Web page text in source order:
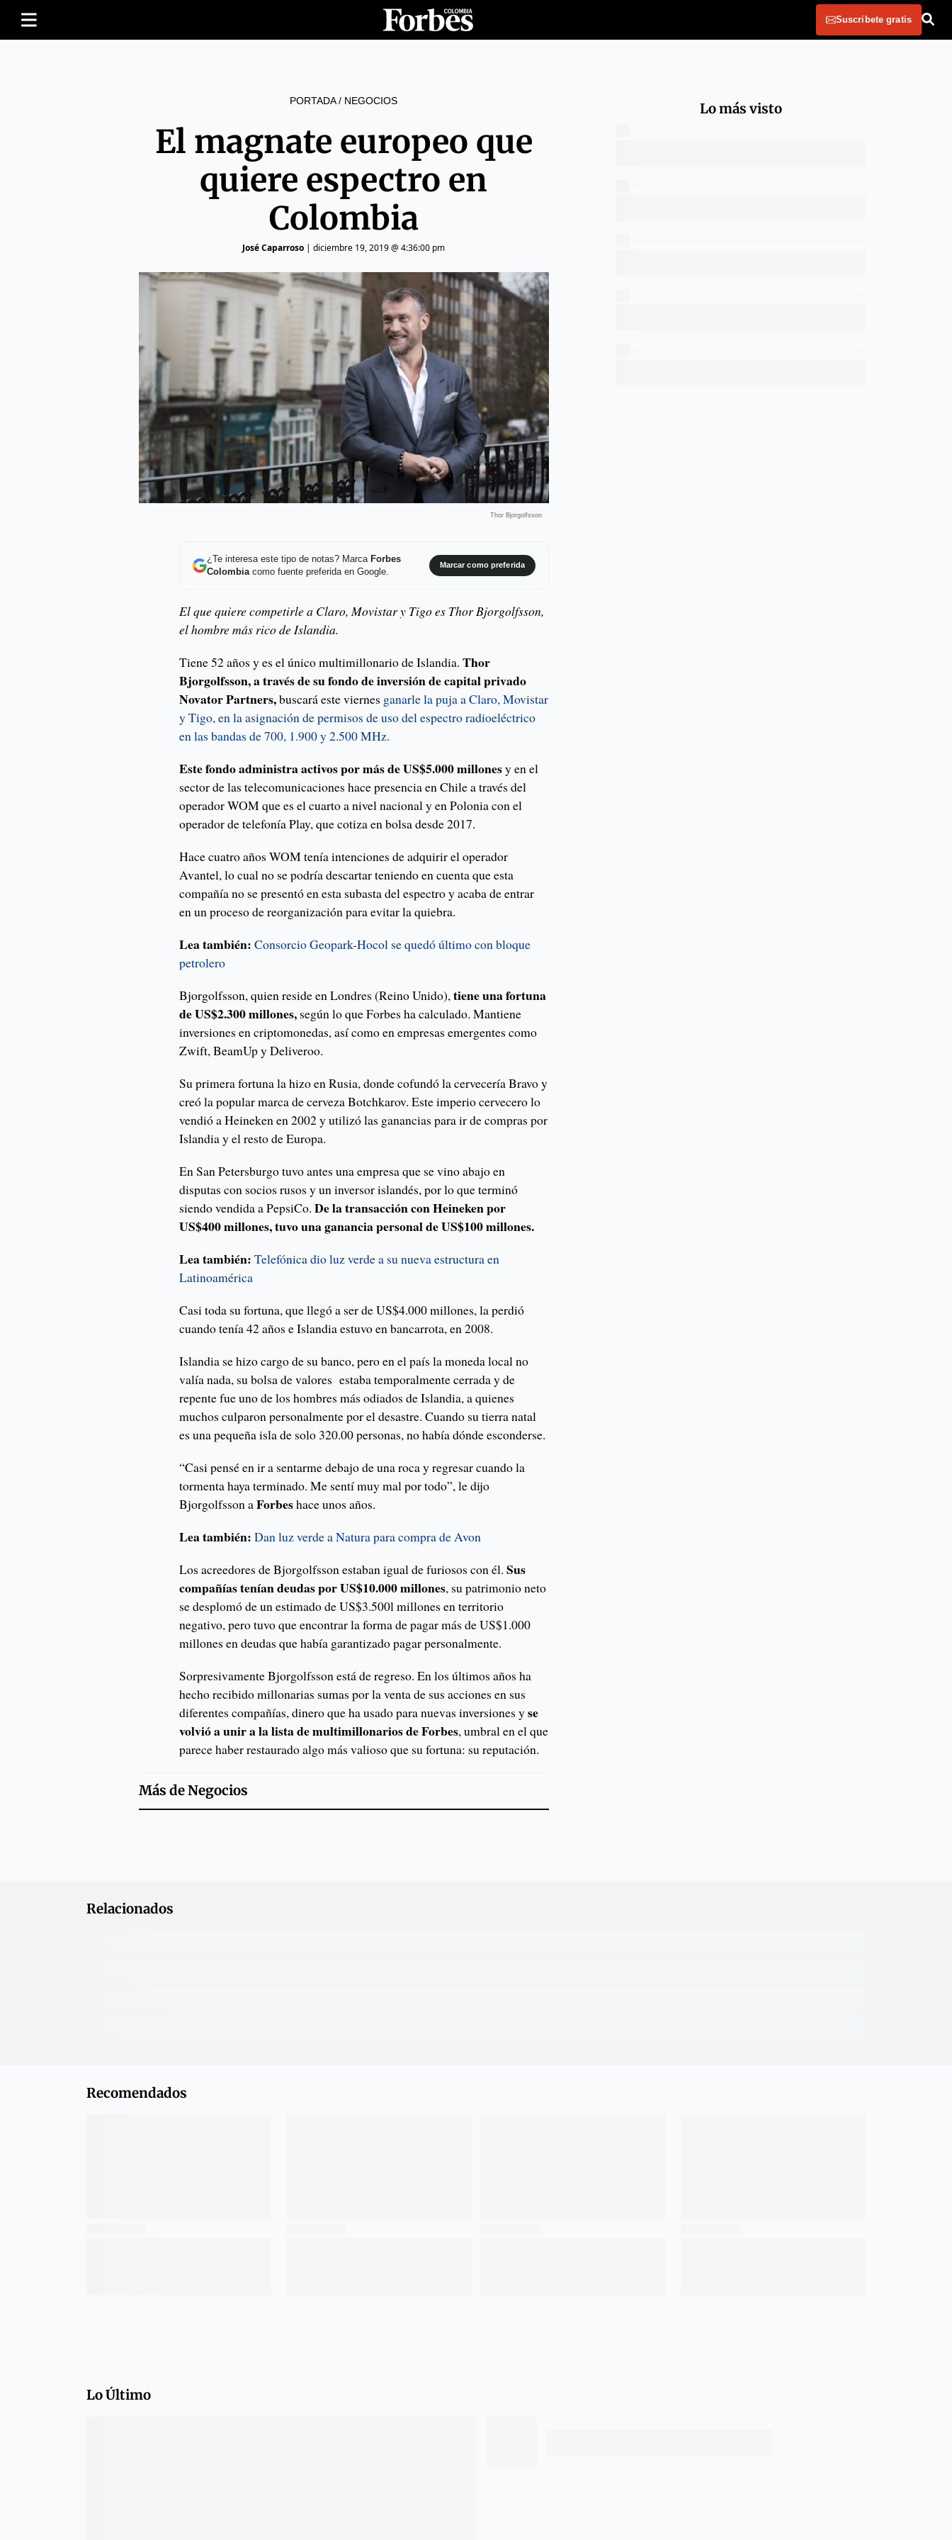
Suscribete gratis
PORTADA/ NEGOCIOS
El magnate europeo que
quiere espectro en
Colombia
José Caparroso | diciembre 19, 2019 @ 4:36:00 pm
Thor Bjorgolfsson
¿Te interesa este tipo de notas? Marca Forbes
Colombiacomo fuente preferida en Google.
Marcar como preferida
El que quiere competirle a Claro, Movistar y Tigo es Thor Bjorgolfsson,
el hombre más rico de Islandia.
Tiene 52 años y es el único multimillonario de Islandia.Thor
Bjorgolfsson, a través de su fondo de inversión de capital privado
Novator Partners,buscará este viernes ganarle la puja a Claro, Movistar
y Tigo, en la asignación de permisos de uso del espectro radioeléctrico
en las bandas de 700, 1.900 y 2.500 MHz.
Este fondo administra activos por más de US$5.000 millonesy en el
sector de las telecomunicaciones hace presencia en Chile a través del
operador WOM que es el cuarto a nivel nacional y en Polonia con el
operador de telefonía Play, que cotiza en bolsa desde 2017.
Hace cuatro años WOM tenía intenciones de adquirir el operador
Avantel, lo cual no se podría descartar teniendo en cuenta que esta
compañía no se presentó en esta subasta del espectro y acaba de entrar
en un proceso de reorganización para evitar la quiebra.
Lea también:Consorcio Geopark-Hocol se quedó último con bloque
petrolero
Bjorgolfsson, quien reside en Londres (Reino Unido),tiene una fortuna
de US$2.300 millones, según lo que Forbes ha calculado. Mantiene
inversiones en criptomonedas, así como en empresas emergentes como
Zwift, BeamUp y Deliveroo.
Su primera fortuna la hizo en Rusia, donde cofundó la cervecería Bravo y
creó la popular marca de cerveza Botchkarov. Este imperio cervecero lo
vendió a Heineken en 2002 y utilizó las ganancias para ir de compras por
Islandia y el resto de Europa.
En San Petersburgo tuvo antes una empresa que se vino abajo en
disputas con socios rusos y un inversor islandés, por lo que terminó
siendo vendida a PepsiCo.De la transacción con Heineken por
US$400 millones, tuvo una ganancia personal de US$100 millones.
Lea también:Telefónica dio luz verde a su nueva estructura en
Latinoamérica
Casi toda su fortuna, que llegó a ser de US$4.000 millones, la perdió
cuando tenía 42 años e Islandia estuvo en bancarrota, en 2008.
Islandia se hizo cargo de su banco, pero en el país la moneda local no
valía nada, su bolsa de valores estaba temporalmente cerrada y de
repente fue uno de los hombres más odiados de Islandia, a quienes
muchos culparon personalmente por el desastre. Cuando su tierra natal
es una pequeña isla de solo 320.00 personas, no había dónde esconderse.
“Casi pensé en ir a sentarme debajo de una roca y regresar cuando la
tormenta haya terminado. Me sentí muy mal por todo”, le dijo
Bjorgolfsson aForbeshace unos años.
Lea también:Dan luz verde a Natura para compra de Avon
Los acreedores de Bjorgolfsson estaban igual de furiosos con él.Sus
compañías tenían deudas por US$10.000 millones, su patrimonio neto
se desplomó de un estimado de US$3.500l millones en territorio
negativo, pero tuvo que encontrar la forma de pagar más de US$1.000
millones en deudas que había garantizado pagar personalmente.
Sorpresivamente Bjorgolfsson está de regreso. En los últimos años ha
hecho recibido millonarias sumas por la venta de sus acciones en sus
diferentes compañías, dinero que ha usado para nuevas inversiones yse
volvió a unir a la lista de multimillonarios de Forbes, umbral en el que
parece haber restaurado algo más valioso que su fortuna: su reputación.
Más deNegocios
Lo más visto
Relacionados
Recomendados
Lo Último